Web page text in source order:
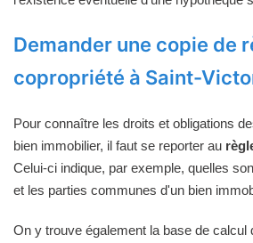
Demander une copie de
copropriété à Saint-
Pour connaître les droits et obligations
bien immobilier, il faut se reporter au
Celui-ci indique, par exemple, quelles
et les parties communes d'un bien
On y trouve également la base de calcul